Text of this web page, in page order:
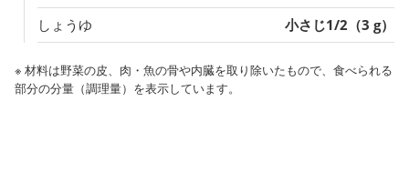
しょうゆ
小さじ1/2（3 g）
※ 材料は野菜の皮、肉・魚の骨や内臓を取り除いたもので、食べられる
部分の分量（調理量）を表示しています。